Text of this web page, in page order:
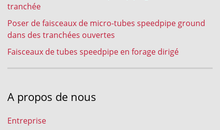
tranchée
Poser de faisceaux de micro-tubes speedpipe ground
dans des tranchées ouvertes
Faisceaux de tubes speedpipe en forage dirigé
A propos de nous
Entreprise